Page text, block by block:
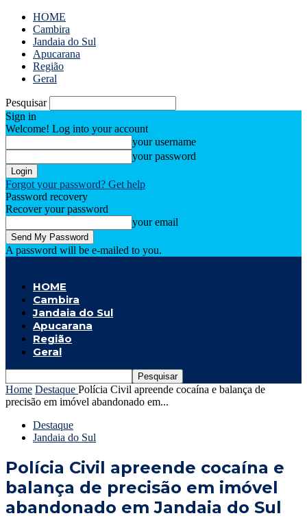
HOME
Cambira
Jandaia do Sul
Apucarana
Região
Geral
Pesquisar
Sign in
Welcome! Log into your account
your username
your password
Forgot your password? Get help
Password recovery
Recover your password
your email
A password will be e-mailed to you.
HOME
Cambira
Jandaia do Sul
Apucarana
Região
Geral
Home Destaque Polícia Civil apreende cocaína e balança de
precisão em imóvel abandonado em...
Destaque
Jandaia do Sul
Polícia Civil apreende cocaína e
balança de precisão em imóvel
abandonado em Jandaia do Sul